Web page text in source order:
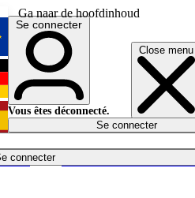
Ga naar de hoofdinhoud
Close menu
connecter
English
Deutsch
Español
Se connecter
Vous êtes déconnecté.
Se connecter